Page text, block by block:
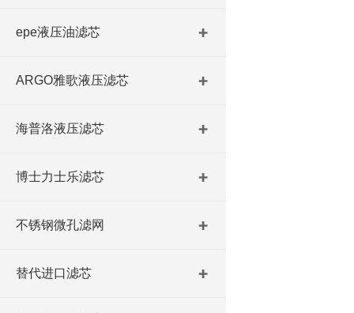
epe液压油滤芯
ARGO雅歌液压滤芯
海普洛液压滤芯
博士力士乐滤芯
不锈钢微孔滤网
替代进口滤芯